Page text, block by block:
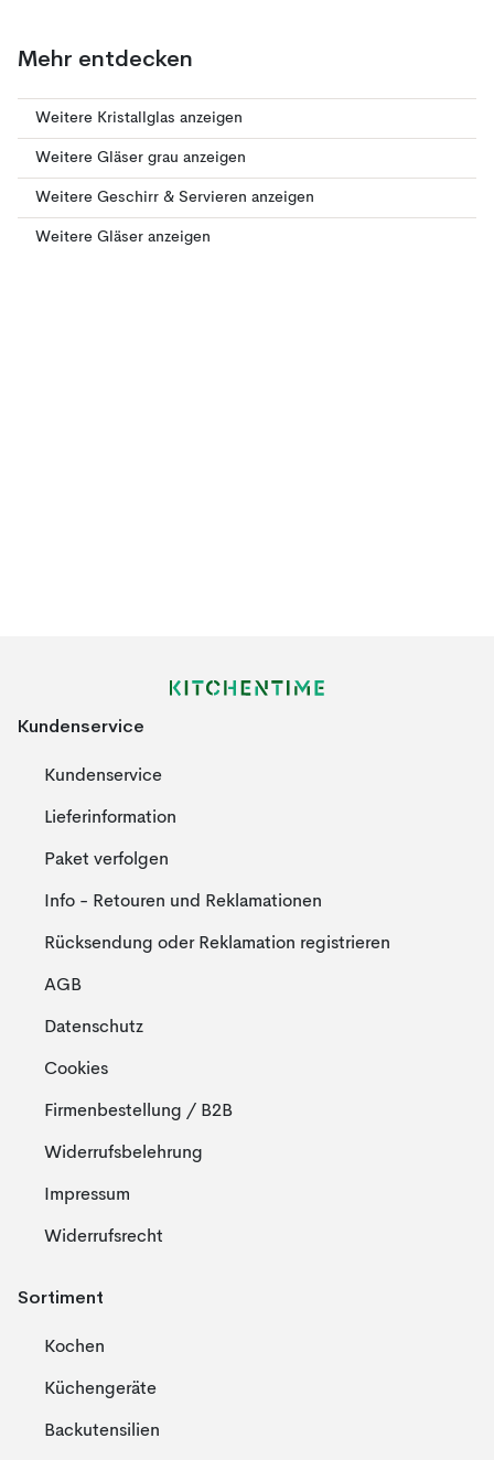
Mehr entdecken
Weitere Kristallglas anzeigen
Weitere Gläser grau anzeigen
Weitere Geschirr & Servieren anzeigen
Weitere Gläser anzeigen
Kundenservice
Kundenservice
Lieferinformation
Paket verfolgen
Info - Retouren und Reklamationen
Rücksendung oder Reklamation registrieren
AGB
Datenschutz
Cookies
Firmenbestellung / B2B
Widerrufsbelehrung
Impressum
Widerrufsrecht
Sortiment
Kochen
Küchengeräte
Backutensilien